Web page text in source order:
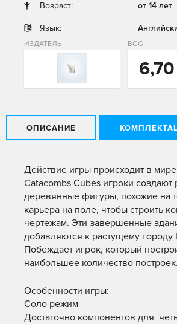
Возраст: от 14 лет
Язык:
ИЗДАТЕЛЬ BGG
6,70
ОПИСАНИЕ
Действие игры происходит в
Catacombs Cubes игроки создают
деревянные фигуры, похожие на
карьера на поле, чтобы строить
чертежам. Эти завершенные
добавляются к растущему городу
Побеждает игрок, который
наибольшее количество построек.
Особенности игры:
Соло режим
Достаточно компонентов для